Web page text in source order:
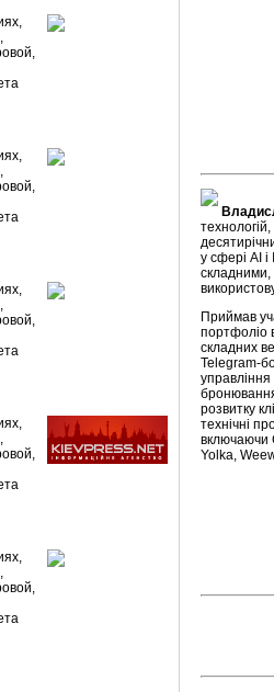
у сфері AI
Приймав
портфоліо
складних
Telegram-
розвитку
технічні
включаючи
Yolka,